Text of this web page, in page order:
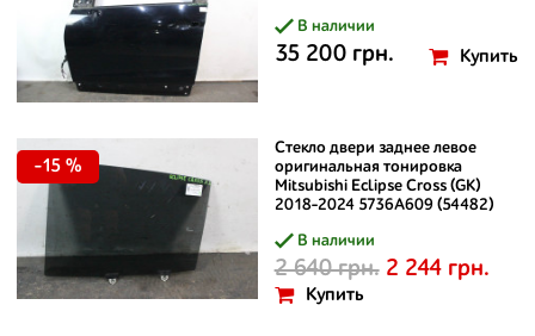
В наличии
35 200 грн. Купить
Стекло двери заднее левое
оригинальная тонировка
Mitsubishi Eclipse Cross (GK)
2018-2024 5736A609 (54482)
В наличии
2 640 грн. 2 244 грн.
Купить
-15 %